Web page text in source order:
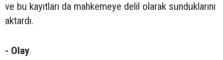
ve bu kayıtları da mahkemeye delil olarak sunduklarını
aktardı.
- Olay